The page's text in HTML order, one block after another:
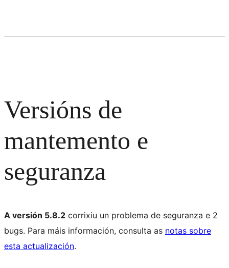
Versións de
mantemento e
seguranza
A versión 5.8.2 corrixiu un problema de seguranza e 2
bugs. Para máis información, consulta as notas sobre
esta actualización.